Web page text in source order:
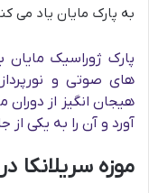
به پارک مایان یاد می
پارک ژوراسیک مایان
های صوتی و
هیجان انگیز از دوران
آورد و آن را به یکی
موزه سریلانکا